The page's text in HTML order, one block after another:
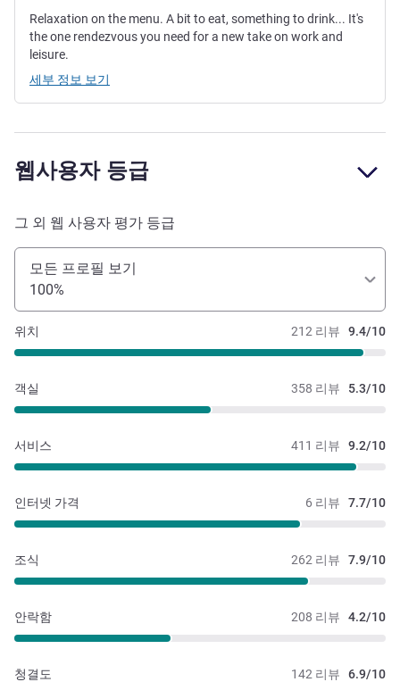
Relaxation on the menu. A bit to eat, something to drink... It's
the one rendezvous you need for a new take on work and
leisure.
세부 정보 보기
웹사용자 등급
그 외 웹 사용자 평가 등급
모든 프로필 보기
100%
212 리뷰 9.4/10
위치
358 리뷰 5.3/10
객실
411 리뷰 9.2/10
서비스
6 리뷰 7.7/10
인터넷 가격
262 리뷰 7.9/10
조식
208 리뷰 4.2/10
안락함
142 리뷰 6.9/10
청결도